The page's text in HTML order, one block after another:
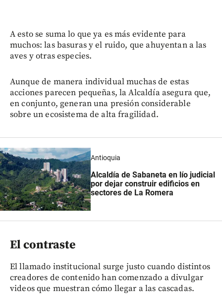
A esto se suma lo que ya es más evidente para
muchos: las basuras y el ruido, que ahuyentan a las
aves y otras especies.
Aunque de manera individual muchas de estas
acciones parecen pequeñas, la Alcaldía asegura que,
en conjunto, generan una presión considerable
sobre un ecosistema de alta fragilidad.
Antioquia
Alcaldía de Sabaneta en lío judicial
por dejar construir edificios en
sectores de La Romera
El contraste
El llamado institucional surge justo cuando distintos
creadores de contenido han comenzado a divulgar
videos que muestran cómo llegar a las cascadas.